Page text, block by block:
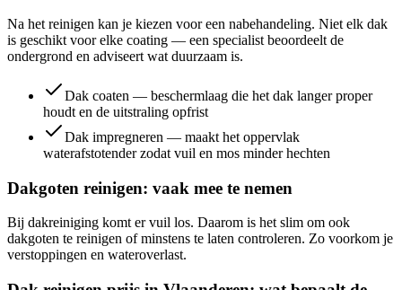
Na het reinigen kan je kiezen voor een nabehandeling. Niet elk dak
is geschikt voor elke coating — een specialist beoordeelt de
ondergrond en adviseert wat duurzaam is.
Dak coaten — beschermlaag die het dak langer proper
houdt en de uitstraling opfrist
Dak impregneren — maakt het oppervlak
waterafstotender zodat vuil en mos minder hechten
Dakgoten reinigen: vaak mee te nemen
Bij dakreiniging komt er vuil los. Daarom is het slim om ook
dakgoten te reinigen of minstens te laten controleren. Zo voorkom je
verstoppingen en wateroverlast.